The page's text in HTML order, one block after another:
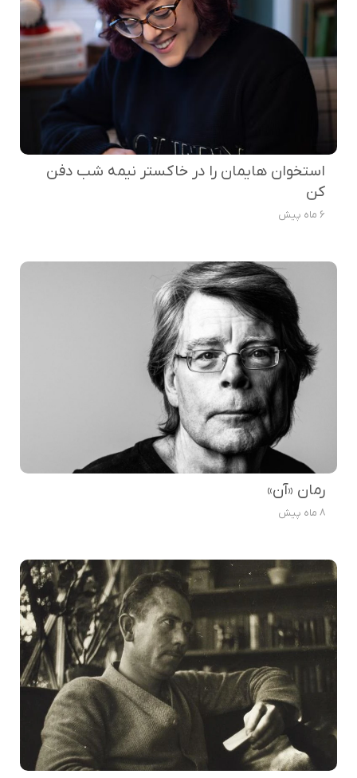
استخوان هایمان را در خاکستر نیمه شب دفن
کن
6 ماه پیش
رمان «آن»
8 ماه پیش